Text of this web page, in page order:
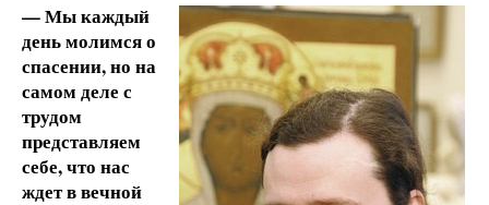
— Мы каждый
день молимся о
спасении, но на
самом деле с
трудом
представляем
себе, что нас
ждет в вечной